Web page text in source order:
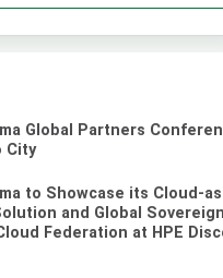
Global Partners
City
to Showcase its Cloud-
and Global
Federation at HPE